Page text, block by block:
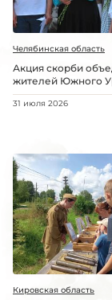
Челябинская область
Акция скорби
жителей Южного
31 июля 2026
Кировская область